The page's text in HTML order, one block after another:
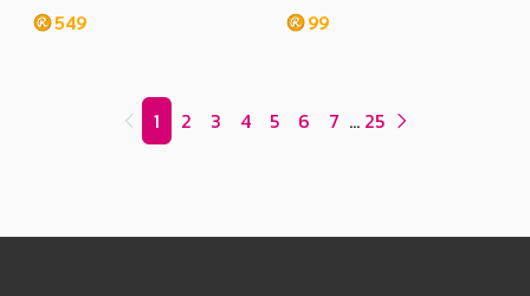
549 99
1 2 3 4 5 6 7 ... 25